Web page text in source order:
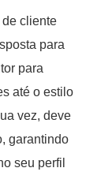
cliente
para
para
até o estilo
vez, deve
garantindo
seu perfil